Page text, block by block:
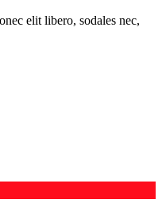
elit libero, sodales nec,